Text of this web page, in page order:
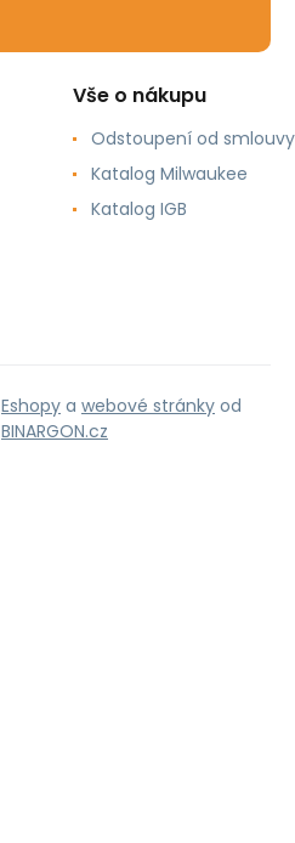
Vše o nákupu
Odstoupení od smlouvy
Katalog Milwaukee
Katalog IGB
Eshopy a webové stránky od
BINARGON.cz